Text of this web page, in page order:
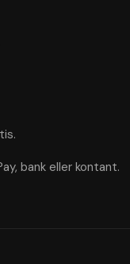
bank eller kontant.